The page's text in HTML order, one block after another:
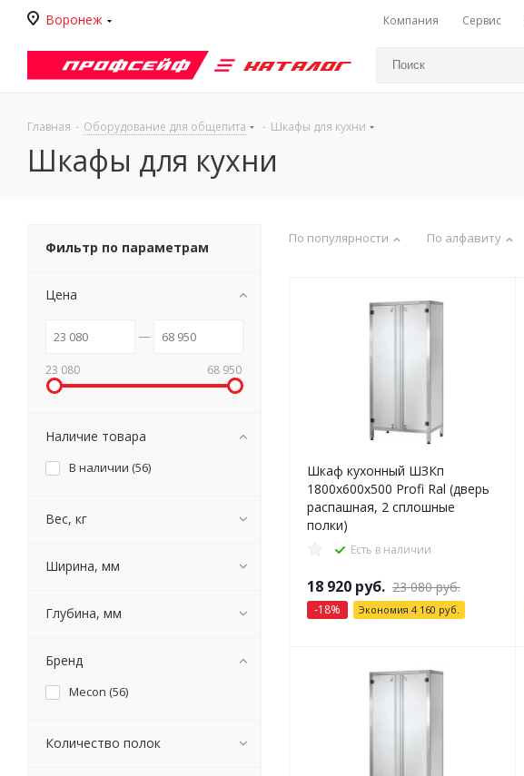
Воронеж Компания Сервис
Каталог
Главная - Оборудование для общепита - Шкафы для кухни
Шкафы для кухни
По популярности По алфавиту
Шкаф кухонный ШЗКп
1800x600x500 Profi Ral (дверь
распашная, 2 сплошные
полки)
Есть в наличии
18 920 руб. 23 080руб.
-18% Экономия 4 160 руб.
Фильтр по параметрам
Цена
23 080 68 950
Наличие товара
В наличии (56)
Вес, кг
Ширина, мм
Глубина, мм
Бренд
Mecon (56)
Количество полок